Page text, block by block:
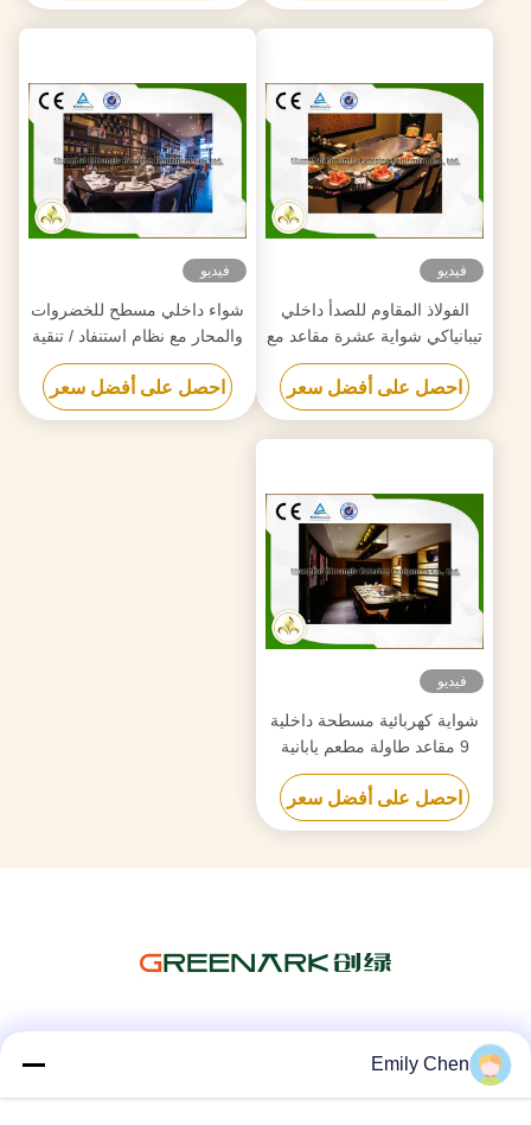
فيديو
الفولاذ المقاوم للصدأ داخلي
تيبانياكي شواية عشرة مقاعد مع
مرسب الدخان
احصل على أفضل سعر
فيديو
شواء داخلي مسطح للخضروات
والمحار مع نظام استنفاد / تنقية
احصل على أفضل سعر
فيديو
شواية كهربائية مسطحة داخلية
9 مقاعد طاولة مطعم يابانية
شهادة CE ISO9001
احصل على أفضل سعر
Emily Chen